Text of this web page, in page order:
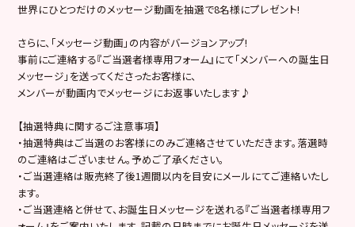
世界にひとつだけのメッセージ動画を抽選で8名様にプレゼント!
さらに、「メッセージ動画」の内容がバージョンアップ!
事前にご連絡する『ご当選者様専用フォーム』にて「メンバーへの誕生日
メッセージ」を送ってくださったお客様に、
メンバーが動画内でメッセージにお返事いたします♪
【抽選特典に関するご注意事項】
・抽選特典はご当選のお客様にのみご連絡させていただきます。落選時
のご連絡はございません。予めご了承ください。
・ご当選連絡は販売終了後1週間以内を目安にメールにてご連絡いたし
ます。
・ご当選連絡と併せて、お誕生日メッセージを送れる『ご当選者様専用フ